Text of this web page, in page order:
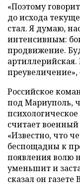
«Поэтому
до исхода
стал. Я думаю,
интенсивным:
продвижение.
преувеличение»,
Российское
под Мариуполь,
считает
«Известно, что
беспощадны к
появления волю
уменьшит и
сказал он газете